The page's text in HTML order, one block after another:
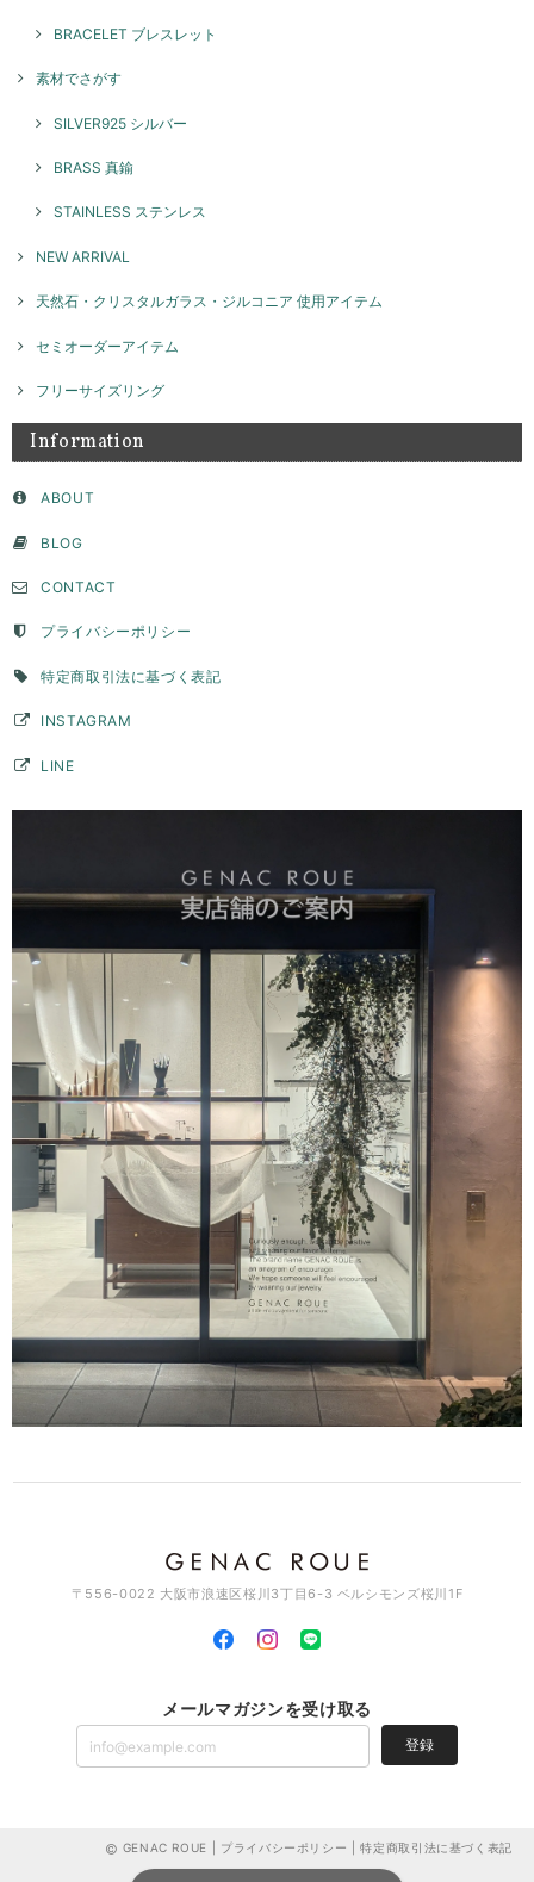
本日お品物受け取りました 思っていた通りの素敵なアクセサリーでし
このたびはGENAC ROUEをご愛顧いただきありがとうご
ざいました。 お気に召して頂き大変嬉しく思います！たく
たらよろしくお願いいたします。
ネックレスチャーム ナンバー / silver NP026
できました。たくさんの問い合わせに真摯にご対応頂きとても感謝して
います。思っていたより、いい意味でデザイン性が高く主張もあり、と
ンを通すこともできたので、リングとして使用できない時はペンダント
トップとして身につけようかなと思っています。ずっと購入を検討して
につけることができてとても満足です。購入して本当に良かったです。
がとうございました。 毎日ご愛用いただいているとの事、
クセサリーとコーディネートして頂いてもさり気なくワン
ポイントで楽しんでいただけます。お手持ちのアイテムと
色んなコーディネート楽しんでください。長くご愛用いた
願いいたします。
バーチャームリング / silver R075
2026/03/28
デザインが素敵で、また丁寧に対応頂きました。
このたびはGENAC ROUEをご愛顧いただきありがとうご
ざいました。 お気に召して頂き大変嬉しく思います。 ま
た機会がございましたらよろしくお願いいたします。 あり
がとうございました。
アソートチャームリング / silver×brass R061
素敵なデザインでとっても可愛いです♡ これから沢山使って行きますね
このたびはGENAC ROUEをご愛顧いただきありがとうご
す。ありがとうございました。
スワッグイヤカフ LSバーティカル / brass C129
とっても素敵なイヤカフです。 とても気に入って使ってます🎵 素敵な
デザインが沢山あるので、 少しづつ集めて行こうと思ってます！ 宜し
ざいました。お気に召して頂き大変嬉しく思います。色ん
なデザインやアイテムがございますのでお気に入りを見つ
BRACELET ブレスレット
素材でさがす
SILVER925 シルバー
BRASS 真鍮
STAINLESS ステンレス
NEW ARRIVAL
天然石・クリスタルガラス・ジルコニア 使用アイテム
セミオーダーアイテム
フリーサイズリング
Information
ABOUT
BLOG
CONTACT
プライバシーポリシー
特定商取引法に基づく表記
INSTAGRAM
LINE
〒556-0022 大阪市浪速区桜川3丁目6-3 ベルシモンズ桜川1F
メールマガジンを受け取る
登録
GENAC ROUE | プライバシーポリシー |特定商取引法に基づく表記